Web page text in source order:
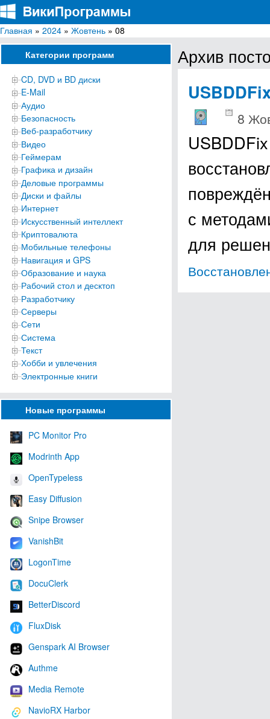
ВикиПрограммы
Энциклопедия бесплатных компьютерных программ для Windows
Главная » 2024 » Жовтень » 08
Категории программ
CD, DVD и BD диски
E-Mail
Аудио
Безопасность
Веб-разработчику
Видео
Геймерам
Графика и дизайн
Деловые программы
Диски и файлы
Интернет
Искусственный интеллект
Криптовалюта
Мобильные телефоны
Навигация и GPS
Образование и наука
Рабочий стол и десктоп
Разработчику
Серверы
Сети
Система
Текст
Хобби и увлечения
Электронные книги
Новые программы
PC Monitor Pro
Modrinth App
OpenTypeless
Easy Diffusion
Snipe Browser
VanishBit
LogonTime
DocuClerk
BetterDiscord
FluxDisk
Genspark AI Browser
Authme
Media Remote
NavioRX Harbor
Архив
8
с
для